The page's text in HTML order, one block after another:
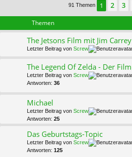
91 Themen 1 2 3
Themen
The Jetsons Film mit Jim Carrey
Letzter Beitrag von Screw
The Legend Of Zelda - Der Film
Letzter Beitrag von Screw
Antworten: 36
Michael
Letzter Beitrag von Screw
Antworten: 25
Das Geburtstags-Topic
Letzter Beitrag von Screw
Antworten: 125